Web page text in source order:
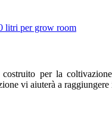
per la
vi aiuterà a